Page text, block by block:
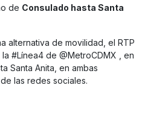
de Consulado hasta Santa
alternativa de movilidad, el RTP
#Línea4 de @MetroCDMX , en
Santa Anita, en ambas
las redes sociales.